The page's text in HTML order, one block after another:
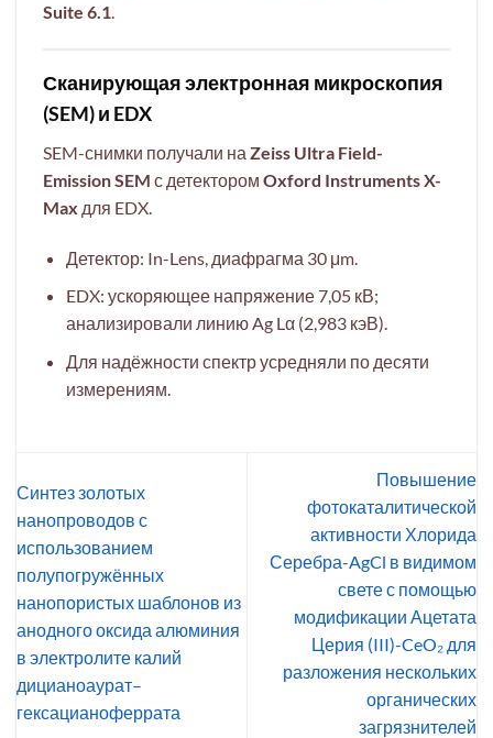
Suite 6.1.
Сканирующая электронная микроскопия
(SEM) и EDX
SEM-снимки получали на Zeiss Ultra Field-
Emission SEM с детектором Oxford Instruments X-
Max для EDX.
Детектор: In-Lens, диафрагма 30 μm.
EDX: ускоряющее напряжение 7,05 кВ;
анализировали линию Ag Lα (2,983 кэВ).
Для надёжности спектр усредняли по десяти
измерениям.
Синтез золотых
нанопроводов с
использованием
полупогружённых
нанопористых шаблонов из
анодного оксида алюминия
в электролите калий
дицианоаурат–
гексацианоферрата
Повышение
фотокаталитической
активности Хлорида
Серебра-AgCl в видимом
свете с помощью
модификации Ацетата
Церия (III)-CeO₂ для
разложения нескольких
органических
загрязнителей